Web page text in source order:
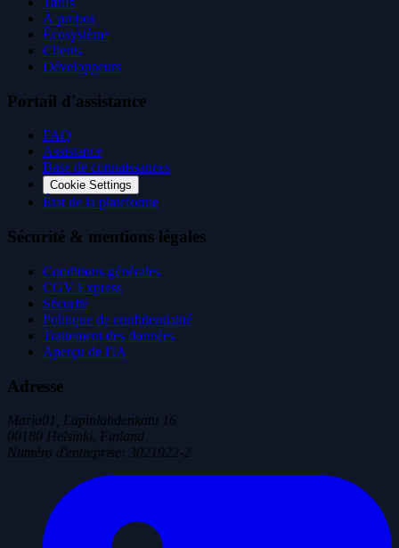
À propos
Écosystème
Clients
Développeurs
Portail d'assistance
FAQ
Assistance
Base de connaissances
Cookie Settings
État de la plateforme
Sécurité & mentions légales
Conditions générales
CGV Express
Sécurité
Politique de confidentialité
Traitement des données
Aperçu de l'IA
Adresse
Maria01, Lapinlahdenkatu 16
00180 Helsinki, Finland
Numéro d'entreprise: 3021922-2